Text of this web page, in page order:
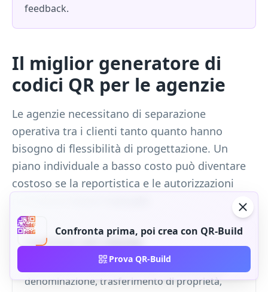
feedback.
Il miglior generatore di
codici QR per le agenzie
Le agenzie necessitano di separazione
operativa tra i clienti tanto quanto hanno
bisogno di flessibilità di progettazione. Un
piano individuale a basso costo può diventare
costoso se la reportistica e le autorizzazioni
Gestione del cliente
Cerca spazi di lavoro, cartelle, convenzioni di
denominazione, trasferimento di proprietà,
Confronta prima, poi crea con QR-Build
Prova QR-Build